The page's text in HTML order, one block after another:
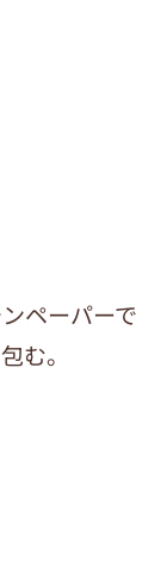
ペーパーで
む。